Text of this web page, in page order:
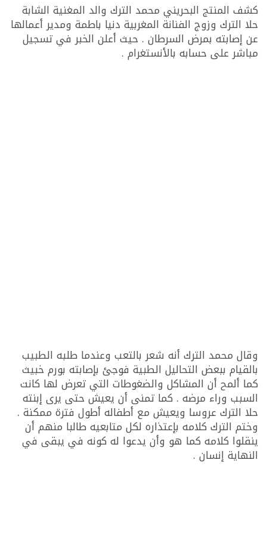
كشف المنتج البحريني محمد الترك والد المغنية الشابة
حلا الترك وزوج الفنانة المغربية دنيا باطمة ومدير أعمالها
عن إصابته بمرض السرطان . حيث أعلن الخبر في تسجيل
مباشر على حسابه بالأنستغرام .
وقال محمد الترك أنه شعر بالتعب وعندما طلبه الطبيب
بالقيام ببعض التحاليل الطبية فوجئ بإصابته بورم خبيث
كما ألمح أن المشاكل والضغوطات التي تعرض لها كانت
السبب وراء مرضه . كما تمنى أن يعيش حتى يرى إبنته
حلا الترك عروسا ويعيش مع أطفاله أطول فترة ممكنة .
وختم الترك كلامه بإعتذاره لكل متابعيه طالبا منهم أن
ينقلوا كلامه كما هو وأن يدعوا له كونه في يبقى في
النهاية إنسان .